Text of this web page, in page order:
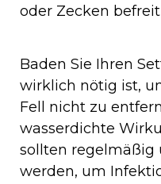
oder Zecken
Baden Sie Ihren
wirklich nötig ist,
Fell nicht zu
wasserdichte
sollten
werden, um